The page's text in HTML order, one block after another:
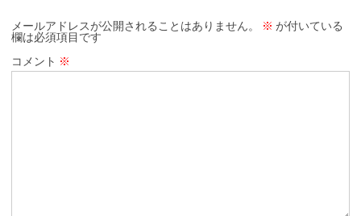
メールアドレスが公開されることはありません。 ※ が付いている
欄は必須項目です
コメント ※